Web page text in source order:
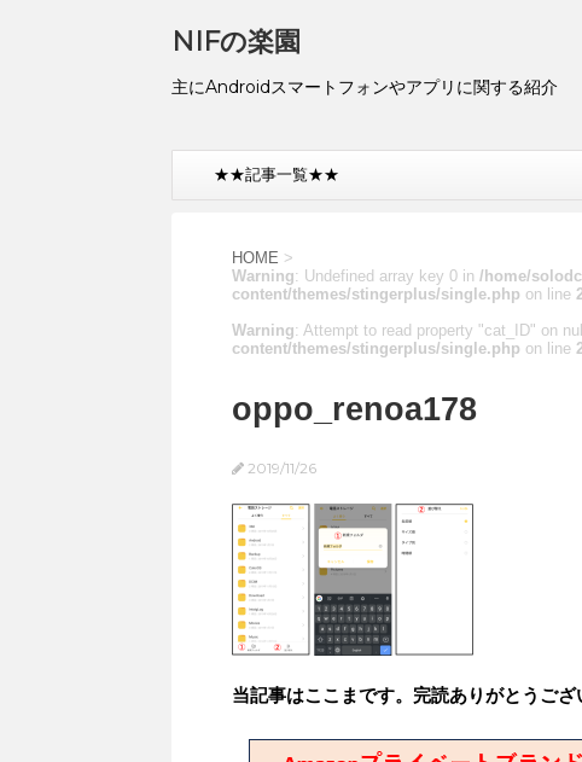
NIFの楽園
主にAndroidスマートフォンやアプリに関する紹介
★★記事一覧★★
HOME >
Warning: Undefined array key 0 in /home/
content/themes/stingerplus/single.php on line
Warning: Attempt to read property "cat_ID" on
content/themes/stingerplus/single.php on line
oppo_renoa178
2019/11/26
当記事はここまです。完読ありがとうご